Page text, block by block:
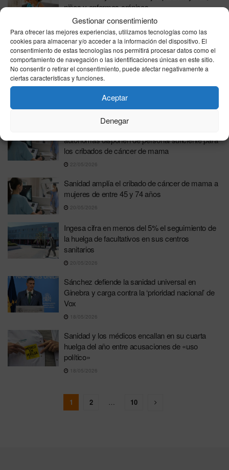
Gestionar consentimiento
Para ofrecer las mejores experiencias, utilizamos tecnologías como las
cookies para almacenar y/o acceder a la información del dispositivo. El
consentimiento de estas tecnologías nos permitirá procesar datos como el
comportamiento de navegación o las identificaciones únicas en este sitio.
No consentir o retirar el consentimiento, puede afectar negativamente a
ciertas características y funciones.
Aceptar
Denegar
niños y enfermos crónicos
30/05/2026
Sanidad inyecta más de 635.000 euros en Ceuta
y Melilla para revolucionar la Atención Primaria
27/05/2026
Sanidad e INGESA se alían para implantar el
cribado de cáncer de cérvix en Ceuta
25/05/2026
autónomas disponen de personal suficiente para
los cribados de cáncer de mama
22/05/2026
Sanidad amplía el cribado de cáncer de mama a
mujeres de entre 45 y 74 años
20/05/2026
Ingesa cifra en menos del 5% el seguimiento de
la huelga de facultativos en sus centros
sanitarios
20/05/2026
Sánchez defiende la sanidad universal en
Ginebra y carga contra la ‘prioridad nacional’ de
Vox
18/05/2026
Sanidad y los médicos encallan en su cuarta
huelga del año entre acusaciones de «uso
político»
18/05/2026
1 2 10